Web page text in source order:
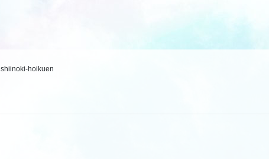
shiinoki-hoikuen